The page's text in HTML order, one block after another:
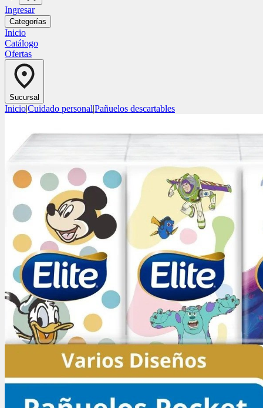
Ingresar
Categorías
Inicio
Catálogo
Ofertas
Sucursal
Inicio|Cuidado personal|Pañuelos descartables